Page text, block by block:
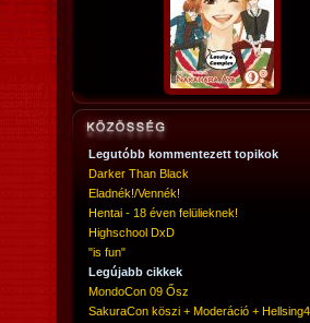
Legutóbb kommentezett topikok
Darker Than Black
Eladnék!/Vennék!
Hentai - 18 éven felülieknek!
Highschool DxD
"is fun"
Legújabb cikkek
MondoCon 09 Ősz
SakuraCon köszi + Moderáció +